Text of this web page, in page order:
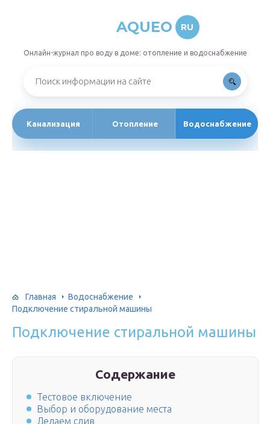
AQUEO RU
Онлайн-журнал про воду в доме: отопление и водоснабжение
Канализация Отопление Водоснабжение
Главная
Водоснабжение
Подключение стиральной машины
Подключение стиральной машины
Содержание
Тестовое включение
Выбор и оборудование места
Делаем слив